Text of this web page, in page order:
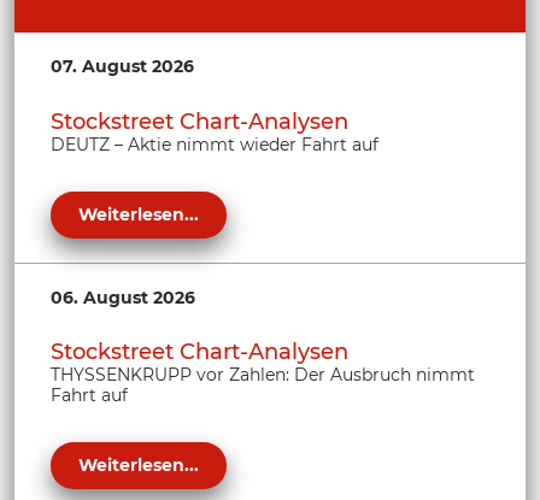
07. August 2026
Stockstreet Chart-Analysen
DEUTZ – Aktie nimmt wieder Fahrt auf
Weiterlesen...
06. August 2026
Stockstreet Chart-Analysen
THYSSENKRUPP vor Zahlen: Der Ausbruch nimmt
Fahrt auf
Weiterlesen...